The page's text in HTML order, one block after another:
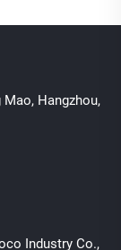
Hangzhou,
Industry Co.,